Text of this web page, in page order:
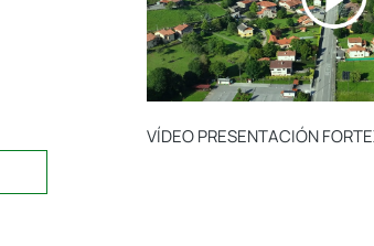
VÍDEO PRESENTACIÓN